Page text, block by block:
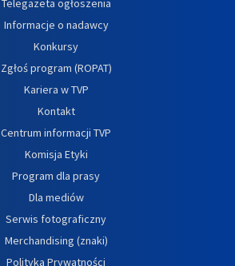
Telegazeta ogłoszenia
Informacje o nadawcy
Konkursy
Zgłoś program (ROPAT)
Kariera w TVP
Kontakt
Centrum informacji TVP
Komisja Etyki
Program dla prasy
Dla mediów
Serwis fotograficzny
Merchandising (znaki)
Polityka Prywatności